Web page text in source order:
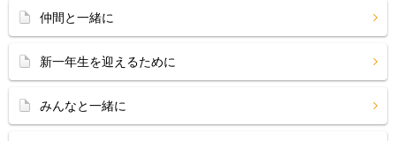
仲間と一緒に
新一年生を迎えるために
みんなと一緒に